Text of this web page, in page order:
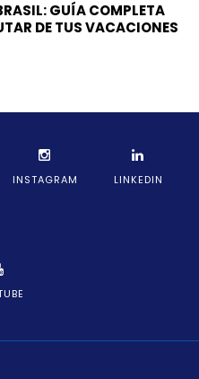
GUÍA COMPLETA
DE TUS VACACIONES
INSTAGRAM LINKEDIN